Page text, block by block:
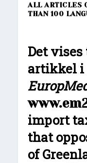
ALL ARTICLES
THAN 100
Det
artikkel i
import
that
of